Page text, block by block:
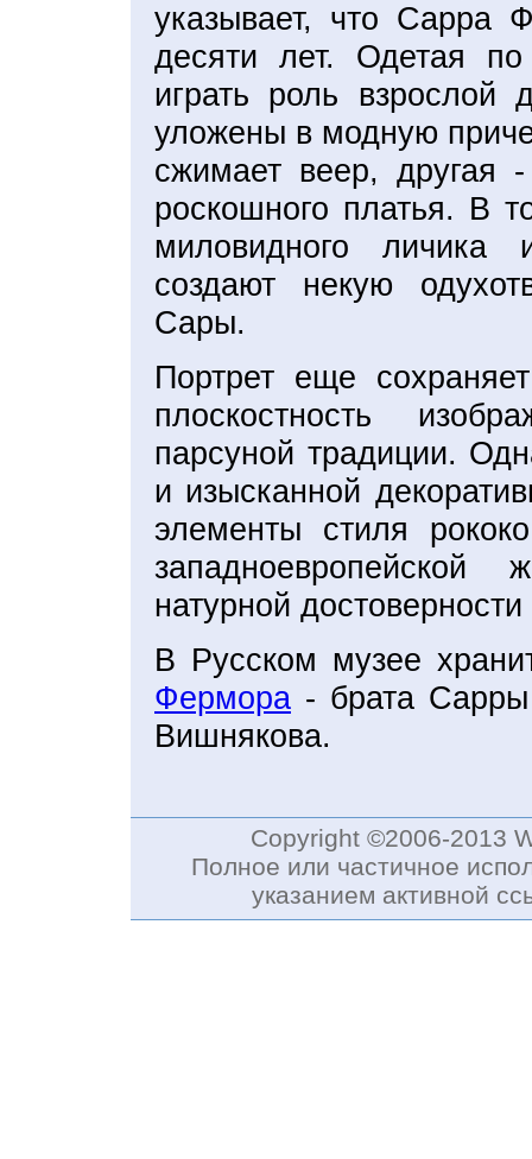
указывает, что Сарра
десяти лет. Одетая по
играть роль
уложены в модную
сжимает веер, другая
роскошного платья. В
миловидного личика
создают некую
Сары.
Портрет еще
плоскостность
парсуной традиции.
и изысканной
элементы стиля
натурной
В Русском музее
Фермора - брата
Вишнякова.
Copyright ©2006-2013
Полное или частичное
указанием активной